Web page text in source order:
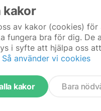
kakor
av kakor (cookies)
fungera bra för dig. De
i syfte att hjälpa oss
Så använder vi cookies
kakor Bara